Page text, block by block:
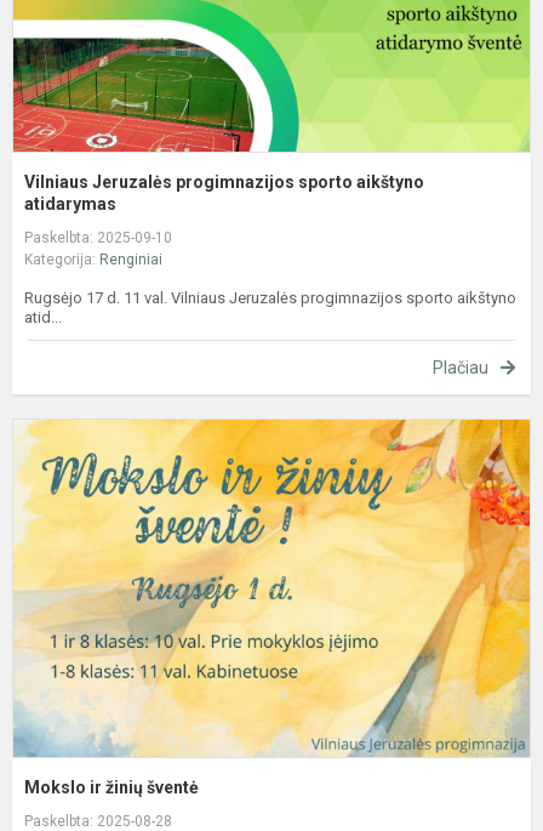
Vilniaus Jeruzalės progimnazijos sporto aikštyno
atidarymas
Paskelbta: 2025-09-10
Kategorija: Renginiai
Rugsėjo 17 d. 11 val. Vilniaus Jeruzalės progimnazijos sporto aikštyno
atid...
Plačiau
Mokslo ir žinių šventė
Paskelbta: 2025-08-28